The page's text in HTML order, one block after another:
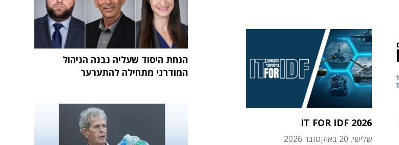
IT FOR IDF 2026
שלישי, 20 באוקטובר 2026
הנחת היסוד שעליה נבנה הניהול
המודרני מתחילה להתערער